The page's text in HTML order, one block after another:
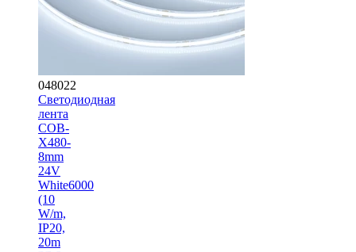
048022
Светодиодная
лента
COB-
X480-
8mm
24V
White6000
(10
W/m,
IP20,
20m